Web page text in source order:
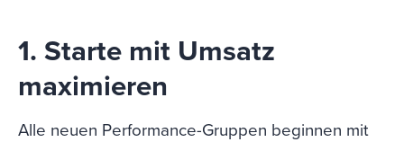
1. Starte mit Umsatz
maximieren
Alle neuen Performance-Gruppen beginnen mit